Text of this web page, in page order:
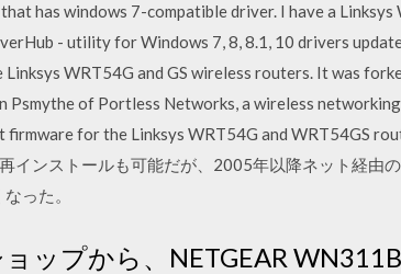
has windows 7-compatible driver. I have a
- utility for Windows 7, 8, 8.1, 10 drivers
WRT54G and GS wireless routers. It was
of Portless Networks, a wireless
for the Linksys WRT54G and WRT54GS
インストールも可能だが、2005年以降ネット経由
った。
ップから、NETGEAR